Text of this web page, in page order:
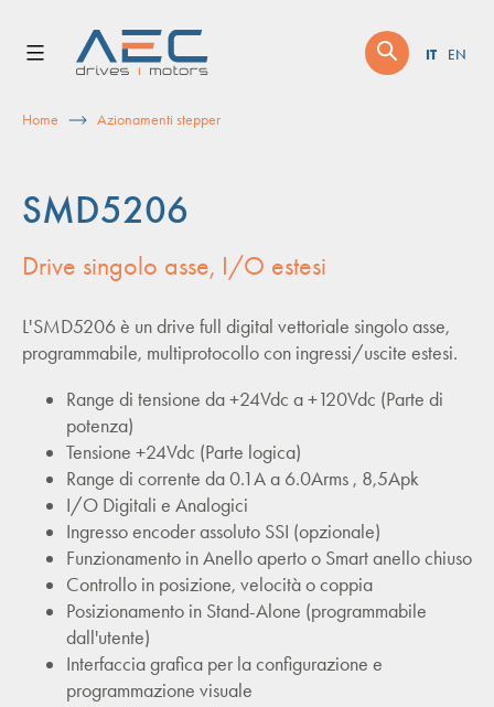
content
IT EN
Home Azionamenti stepper
SMD5206
Drive singolo asse, I/O estesi
L'SMD5206 è un drive full digital vettoriale singolo asse,
programmabile, multiprotocollo con ingressi/uscite estesi.
Range di tensione da +24Vdc a +120Vdc (Parte di
potenza)
Tensione +24Vdc (Parte logica)
Range di corrente da 0.1A a 6.0Arms , 8,5Apk
I/O Digitali e Analogici
Ingresso encoder assoluto SSI (opzionale)
Funzionamento in Anello aperto o Smart anello chiuso
Controllo in posizione, velocità o coppia
Posizionamento in Stand-Alone (programmabile
dall'utente)
Interfaccia grafica per la configurazione e
programmazione visuale